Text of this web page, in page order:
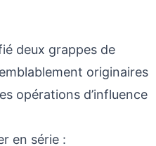
deux grappes de
originaires
opérations d’influence
en série :